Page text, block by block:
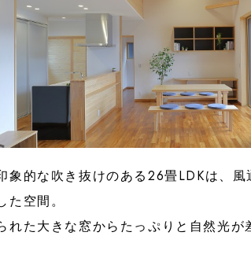
象的な吹き抜けのある26畳LDKは、風
た空間。
れた大きな窓からたっぷりと自然光